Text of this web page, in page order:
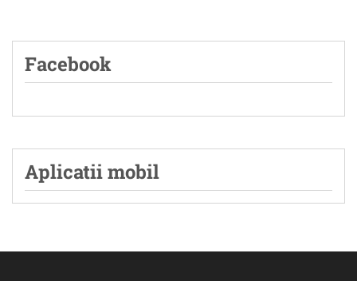
Facebook
Aplicatii mobil